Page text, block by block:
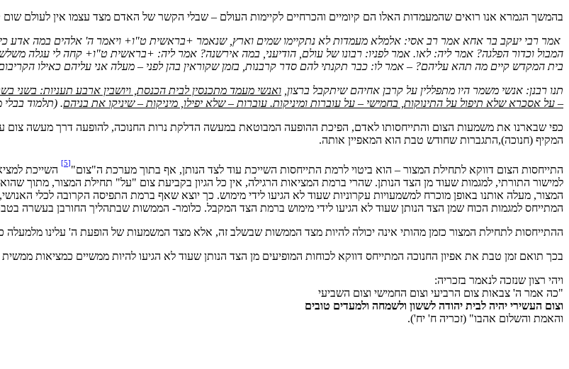
בהמשך הגמרא אנו רואים שהמעמדות האלו הם קיומיים והכרחיים לקיימות העולם – שבלי הקשר של האדם מצד עצמו אין לעולם שום
אמר רבי יעקב בר אחא אמר רב אסי: אלמלא מעמדות לא נתקיימו שמים וארץ, שנאמר +בראשית ט"ו+ ויאמר ה' אלהים במה אדע
המבול וכדור הפלגה? אמר ליה: לאו. אמר לפניו: רבונו של עולם, הודיעני, במה אירשנה? אמר ליה: +בראשית ט"ו+ קחה לי עגלה
בית המקדש קיים מה תהא עליהם? – אמר לו: כבר תקנתי להם סדר קרבנות, בזמן שקוראין בהן לפני – מעלה אני עליהם כאילו הקריבום
תנו רבנן: אנשי משמר היו מתפללין על קרבן אחיהם שיתקבל ברצון, ואנשי מעמד מתכנסין לבית הכנסת, ויושבין ארבע תעניות: בשני
– על אסכרא שלא תיפול על התינוקות, בחמישי – על עוברות ומיניקות. עוברות – שלא יפילו, מיניקות – שיניקו את בניהם. (תלמוד
כפי שבארנו את משמעות הצום והתייחסותו לאדם, הפיכת ההופעה המבוטאת במעשה הדלקת נרות החנוכה, להופעה דרך מעשה צום
המקיף (חנוכה),התגברות שחודש טבת הוא המאפיין אותה.
התייחסות הצום דווקא לתחילת המצור – הוא ביטוי לרמת התייחסות השייכת עוד לצד הנותן, אף בתוך מערכת ה"צום"
[5]
השייכת
למישור התורתי, למגמות שעוד מן הצד הנותן. שהרי ברמת המציאות הרגילה, אין כל הגיון בקביעת צום "על" תחילת המצור, מתוך
המצור, מעלה אותנו באופן מוכרח למשמעויות עקרוניות שעוד לא הגיעו לידי מימוש. כך יוצא שאף ברמת התפיסה הקרובה לכלי
המתייחס למגמות הכוח שמן הצד הנותן שעוד לא הגיעו לידי מימוש ברמת הצד המקבל. כלומר- הממשות שבתהליך החורבן בעשרה
ההתייחסות לתחילת המצור כזמן מהותי אינה יכולה להיות מצד הממשות שבשלב זה, אלא מצד המשמעות של הופעת ה' עלינו מלמעלה
בכך תואם זמן טבת את אפיון החנוכה המתייחס דווקא לכוחות המופיעים מן הצד הנותן שעוד לא הגיעו להיות ממשיים כמציאות
ויהי רצון שנזכה לנאמר בזכריה:
"כה אמר ה' צבאות צום הרביעי וצום החמישי וצום השביעי
וצום העשירי יהיה לבית יהודה לששון ולשמחה ולמעדים טובים
והאמת והשלום אהבו" (זכריה ח' יח').